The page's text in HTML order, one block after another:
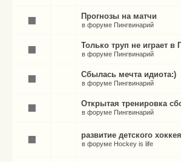
Прогнозы на матчи
в форуме Пингвинарий
Только труп не играет
в форуме Пингвинарий
Сбылась мечта идиота:)
в форуме Пингвинарий
Открытая тренировка
в форуме Пингвинарий
развитие детского хоккея
в форуме Hockey is life